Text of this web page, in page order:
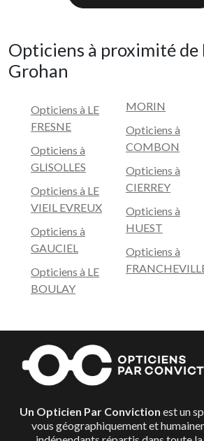
Opticiens à proximité de
Grohan
Opticiens à LE
FRESNE
Opticiens à
GLISOLLES
Opticiens à LE
VIEIL EVREUX
Opticiens à
GAUCIEL
Opticiens à LE
BOULAY
MORIN
Opticiens à
COMBON
Opticiens à
CIERREY
Opticiens à
HUEST
Opticiens à
Un Opticien Par Conviction est un
vous géographiquement et